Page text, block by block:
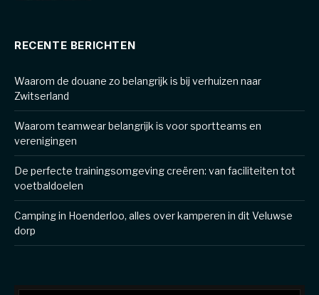
RECENTE BERICHTEN
Waarom de douane zo belangrijk is bij verhuizen naar
Zwitserland
Waarom teamwear belangrijk is voor sportteams en
verenigingen
De perfecte trainingsomgeving creëren: van faciliteiten tot
voetbaldoelen
Camping in Hoenderloo, alles over kamperen in dit Veluwse
dorp